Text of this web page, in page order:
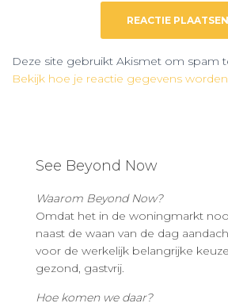
Deze site gebruikt Akismet om spam
Bekijk hoe je reactie gegevens
See Beyond Now
Waarom Beyond Now?
Omdat het in de woningmarkt
naast de waan van de dag
voor de werkelijk belangrijke
gezond, gastvrij.
Hoe komen we daar?